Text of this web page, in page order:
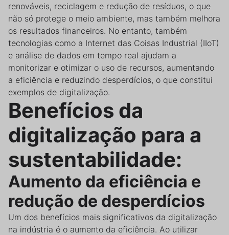
renováveis, reciclagem e redução de resíduos, o que
não só protege o meio ambiente, mas também melhora
os resultados financeiros. No entanto, também
tecnologias como a Internet das Coisas Industrial (IIoT)
e análise de dados em tempo real ajudam a
monitorizar e otimizar o uso de recursos, aumentando
a eficiência e reduzindo desperdícios, o que constitui
exemplos de digitalização.
Benefícios da
digitalização para a
sustentabilidade:
Aumento da eficiência e
redução de desperdícios
Um dos benefícios mais significativos da digitalização
na indústria é o aumento da eficiência. Ao utilizar